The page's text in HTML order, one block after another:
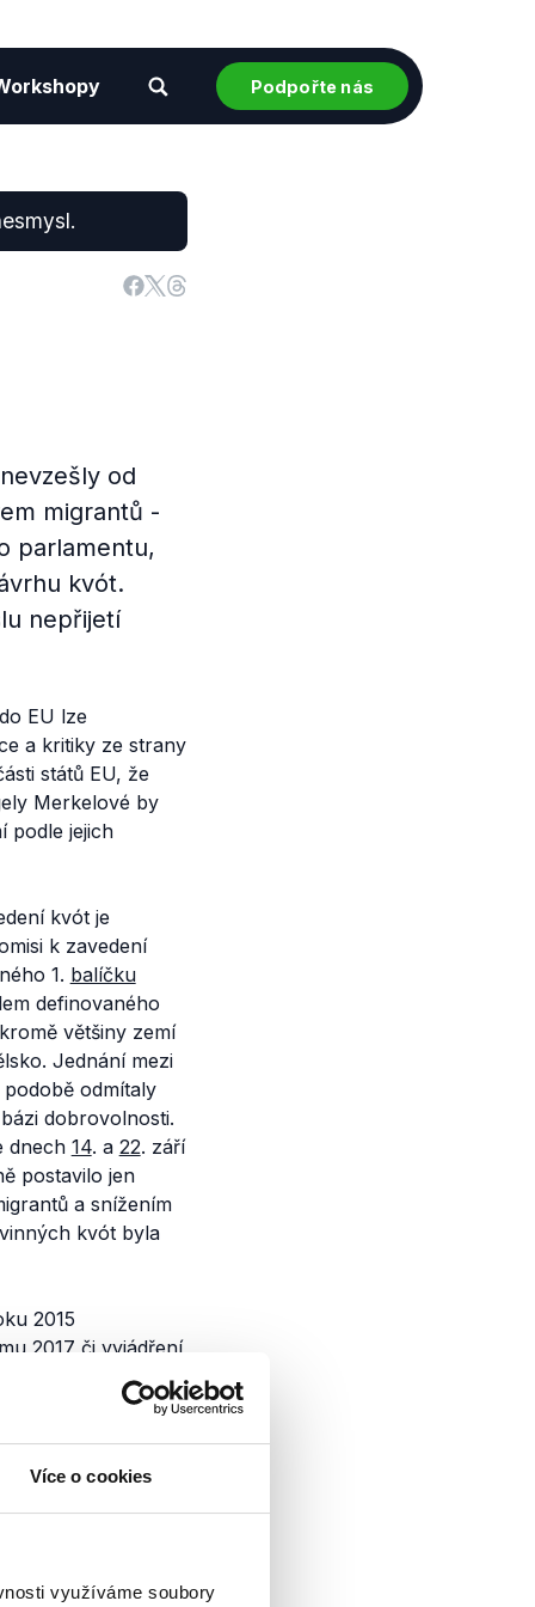
Více o cookies
využíváme soubory
Podpořte nás
od
migrantů -
parlamentu,
kvót.
nepřijetí
EU lze
a kritiky ze strany
států EU, že
Merkelové by
podle jejich
kvót je
k zavedení
1. balíčku
definovaného
většiny zemí
Jednání mezi
odmítaly
dobrovolnosti.
dnech 14. a 22. září
postavilo jen
a snížením
kvót byla
2015
2017 či vyjádření